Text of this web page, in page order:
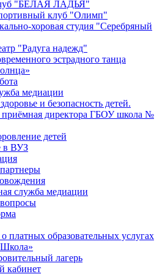
"БЕЛАЯ ЛАДЬЯ"
клуб "Олимп"
хоровая студия "Серебряный
"Радуга надежд"
эстрадного танца
медиации
и безопасность детей.
приёмная директора ГБОУ школа №
детей
в ВУЗ
служба медиации
платных образовательных услугах
лагерь
кабинет